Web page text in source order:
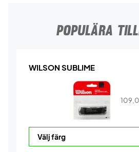
POPULÄRA
WILSON SUBLIME